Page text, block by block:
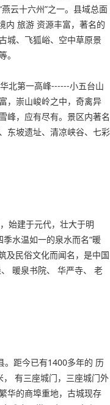
云十六州”之一。县域总面
内 旅游 资源丰富，著名的
城、飞狐峪、空中草原景
。
北第一高峰------小五台山
，崇山峻岭之中，奇禽异
峰，应有尽有。景区内著名
东坡遗址、清凉峡谷、七彩
始建于元代，壮大于明
水温如一的泉水而名“暖
及民俗文化而闻名，是中国
暖泉书院、 华严寺、 老
。距今已有1400多年的 历
有三座城门，三座城门外
华的商埠重地，古城现存